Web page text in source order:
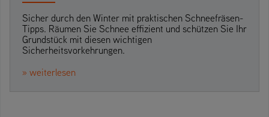
Sicher durch den Winter mit praktischen Schneefräsen-
Tipps. Räumen Sie Schnee effizient und schützen Sie Ihr
Grundstück mit diesen wichtigen
Sicherheitsvorkehrungen.
» weiterlesen